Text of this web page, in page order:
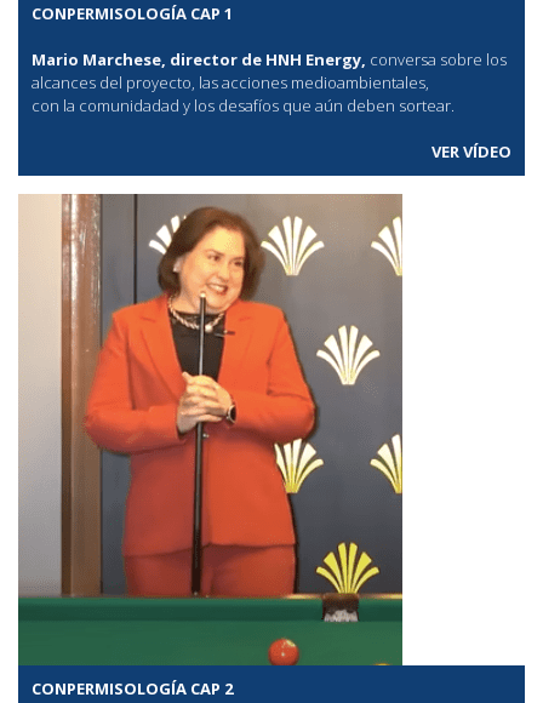
CONPERMISOLOGÍA CAP 1
Mario Marchese, director de HNH Energy, conversa sobre los
alcances del proyecto, las acciones medioambientales,
con la comunidadad y los desafíos que aún deben sortear.
VER VÍDEO
CONPERMISOLOGÍA CAP 2